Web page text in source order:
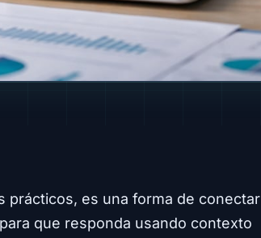
prácticos, es una forma de conectar
que responda usando contexto